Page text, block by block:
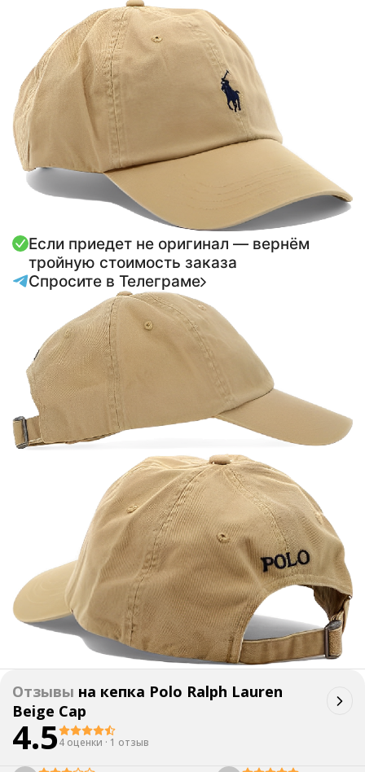
Если приедет не оригинал — вернём
тройную стоимость заказа
Спросите в Телеграме
Отзывы на кепка Polo Ralph Lauren
Beige Cap
4.54 оценки · 1 отзыв